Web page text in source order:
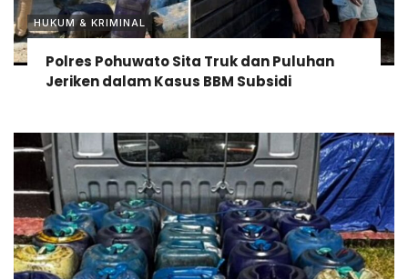
HUKUM & KRIMINAL
Polres Pohuwato Sita Truk dan Puluhan
Jeriken dalam Kasus BBM Subsidi